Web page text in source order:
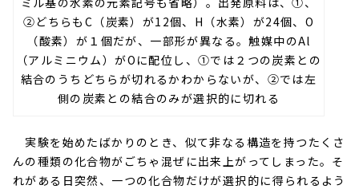
②どちらもC（炭素）が12個、H（水素）が24個、O
（酸素）が１個だが、一部形が異なる。触媒中のAl
（アルミニウム）がOに配位し、①では２つの炭素との
結合のうちどちらが切れるかわからないが、②では左
側の炭素との結合のみが選択的に切れる
実験を始めたばかりのとき、似て非なる構造を持つたくさ
んの種類の化合物がごちゃ混ぜに出来上がってしまった。そ
れがある日突然、一つの化合物だけが選択的に得られるよう